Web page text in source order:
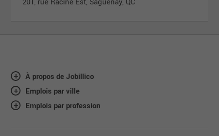
Intégrité, loyauté, honnêteté, transparence:
Fidélité aux engagements et aux personnes.
À propos de Jobillico
Emplois par ville
Emplois par profession